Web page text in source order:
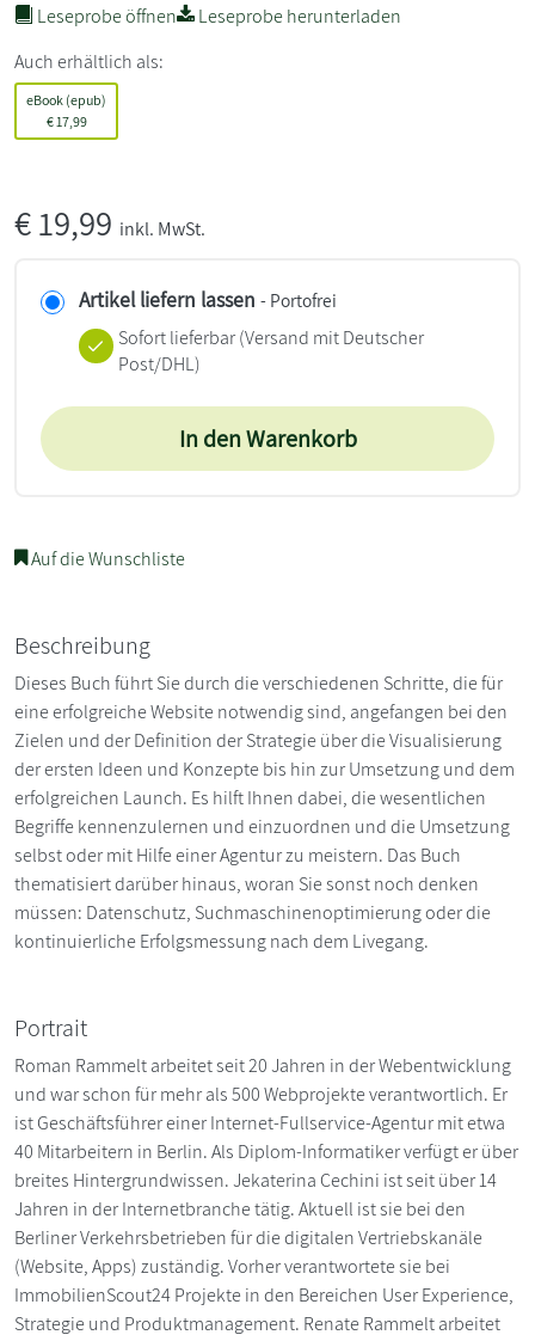
Leseprobe öffnen
Leseprobe herunterladen
Auch erhältlich als:
eBook (epub)
€17,99
€19,99 inkl. MwSt.
Artikel liefern lassen - Portofrei
Sofort lieferbar(Versand mit Deutscher
Post/DHL)
In den Warenkorb
Auf die Wunschliste
Beschreibung
Dieses Buch führt Sie durch die verschiedenen Schritte, die für
eine erfolgreiche Website notwendig sind, angefangen bei den
Zielen und der Definition der Strategie über die Visualisierung
der ersten Ideen und Konzepte bis hin zur Umsetzung und dem
erfolgreichen Launch. Es hilft Ihnen dabei, die wesentlichen
Begriffe kennenzulernen und einzuordnen und die Umsetzung
selbst oder mit Hilfe einer Agentur zu meistern. Das Buch
thematisiert darüber hinaus, woran Sie sonst noch denken
müssen: Datenschutz, Suchmaschinenoptimierung oder die
kontinuierliche Erfolgsmessung nach dem Livegang.
Portrait
Roman Rammelt arbeitet seit 20 Jahren in der Webentwicklung
und war schon für mehr als 500 Webprojekte verantwortlich. Er
ist Geschäftsführer einer Internet-Fullservice-Agentur mit etwa
40 Mitarbeitern in Berlin. Als Diplom-Informatiker verfügt er über
breites Hintergrundwissen. Jekaterina Cechini ist seit über 14
Jahren in der Internetbranche tätig. Aktuell ist sie bei den
Berliner Verkehrsbetrieben für die digitalen Vertriebskanäle
(Website, Apps) zuständig. Vorher verantwortete sie bei
ImmobilienScout24 Projekte in den Bereichen User Experience,
Strategie und Produktmanagement. Renate Rammelt arbeitet